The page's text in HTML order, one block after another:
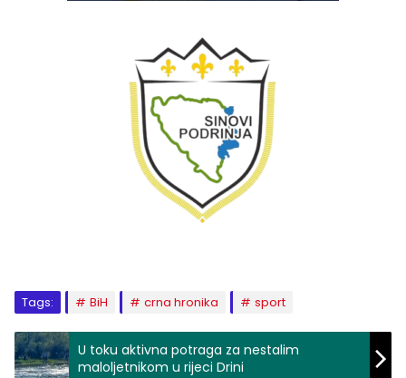
Tags: BiH crna hronika sport
U toku aktivna potraga za nestalim
maloljetnikom u rijeci Drini